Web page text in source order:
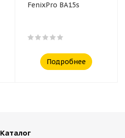
FenixPro BA15s
Подробнее
Каталог